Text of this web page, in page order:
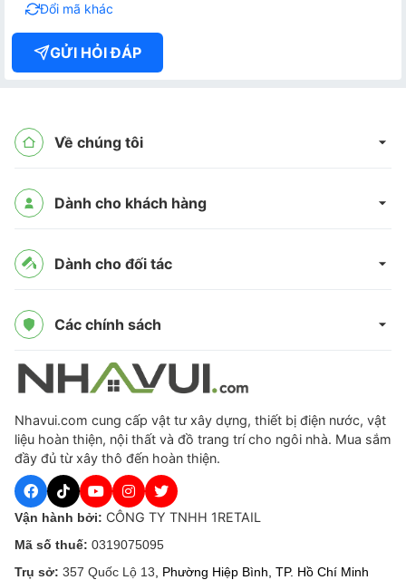
Đổi mã khác
GỬI HỎI ĐÁP
Về chúng tôi
Dành cho khách hàng
Dành cho đối tác
Các chính sách
Nhavui.com cung cấp vật tư xây dựng, thiết bị điện nước, vật
liệu hoàn thiện, nội thất và đồ trang trí cho ngôi nhà. Mua sắm
đầy đủ từ xây thô đến hoàn thiện.
Vận hành bởi: CÔNG TY TNHH 1RETAIL
Mã số thuế: 0319075095
Trụ sở: 357 Quốc Lộ 13 , Phường Hiệp Bình, TP. Hồ Chí Minh